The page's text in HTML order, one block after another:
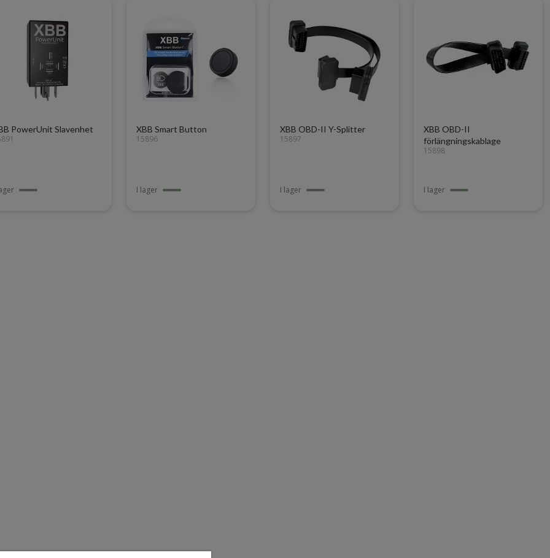
PowerUnit Slavenhet
XBB Smart Button
15896
I lager
XBB OBD-II Y-Splitter
15897
I lager
XBB OBD-II
förlängningskablage
15898
I lager